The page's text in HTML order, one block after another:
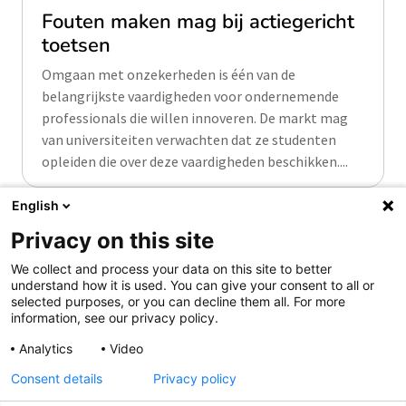
Fouten maken mag bij actiegericht
toetsen
Omgaan met onzekerheden is één van de
belangrijkste vaardigheden voor ondernemende
professionals die willen innoveren. De markt mag
van universiteiten verwachten dat ze studenten
opleiden die over deze vaardigheden beschikken....
Samen aanjagen van vernieuwing
English
Privacy on this site
We collect and process your data on this site to better
understand how it is used. You can give your consent to all or
selected purposes, or you can decline them all. For more
information, see our privacy policy.
Analytics
Video
Consent details
Privacy policy